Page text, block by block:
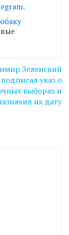
Зеленский
подписал указ о
выборах и
их дату